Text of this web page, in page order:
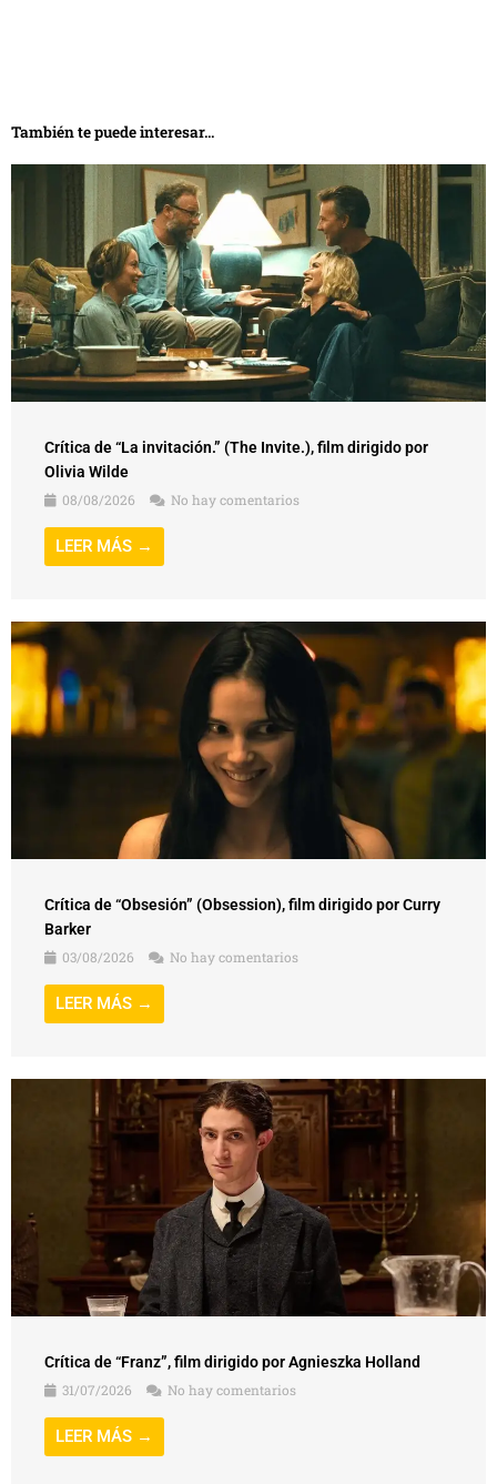
También te puede interesar...
Crítica de “La invitación.” (The Invite.), film dirigido por
Olivia Wilde
08/08/2026
No hay comentarios
LEER MÁS →
Crítica de “Obsesión” (Obsession), film dirigido por Curry
Barker
03/08/2026
No hay comentarios
LEER MÁS →
Crítica de “Franz”, film dirigido por Agnieszka Holland
31/07/2026
No hay comentarios
LEER MÁS →